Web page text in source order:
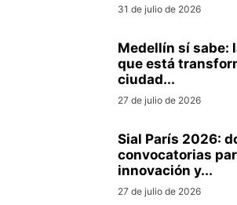
31 de julio de 2026
Medellín sí sabe:
que está
ciudad...
27 de julio de 2026
Sial París 2026:
convocatorias
innovación y...
27 de julio de 2026